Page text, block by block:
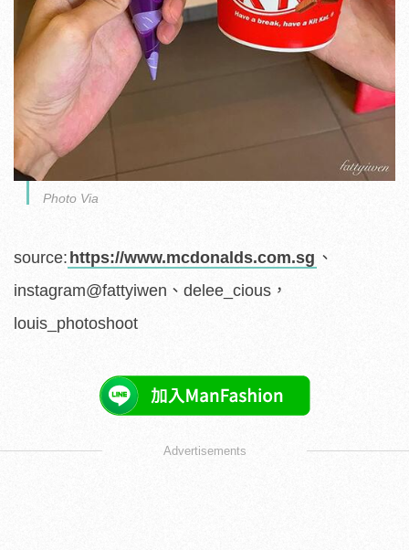
Photo Via
source: https://www.mcdonalds.com.sg 、
instagram@fattyiwen、delee_cious，
louis_photoshoot
Advertisements